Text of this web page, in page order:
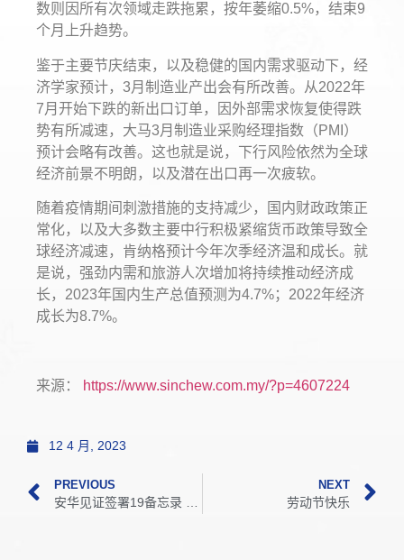
数则因所有次领域走跌拖累，按年萎缩0.5%，结束9
个月上升趋势。
鉴于主要节庆结束，以及稳健的国内需求驱动下，经
济学家预计，3月制造业产出会有所改善。从2022年
7月开始下跌的新出口订单，因外部需求恢复使得跌
势有所减速，大马3月制造业采购经理指数（PMI）
预计会略有改善。这也就是说，下行风险依然为全球
经济前景不明朗，以及潜在出口再一次疲软。
随着疫情期间刺激措施的支持减少，国内财政政策正
常化，以及大多数主要中行积极紧缩货币政策导致全
球经济减速，肯纳格预计今年次季经济温和成长。就
是说，强劲内需和旅游人次增加将持续推动经济成
长，2023年国内生产总值预测为4.7%；2022年经济
成长为8.7%。
来源： https://www.sinchew.com.my/?p=4607224
12 4 月, 2023
PREVIOUS NEXT
劳动节快乐